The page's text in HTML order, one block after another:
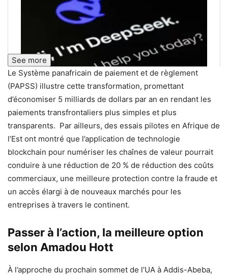
See more
Le Système panafricain de paiement et de règlement
(PAPSS) illustre cette transformation, promettant
d’économiser 5 milliards de dollars par an en rendant les
paiements transfrontaliers plus simples et plus
transparents. Par ailleurs, des essais pilotes en Afrique de
l’Est ont montré que l’application de technologie
blockchain pour numériser les chaînes de valeur pourrait
conduire à une réduction de 20 % de réduction des coûts
commerciaux, une meilleure protection contre la fraude et
un accès élargi à de nouveaux marchés pour les
entreprises à travers le continent.
Passer à l’action, la meilleure option
selon Amadou Hott
À l’approche du prochain sommet de l’UA à Addis-Abeba,